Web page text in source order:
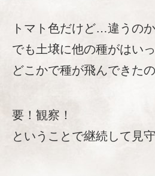
トマト色だけど…違うの
でも土壌に他の種がはい
どこかで種が飛んできた
要！観察！
ということで継続して見